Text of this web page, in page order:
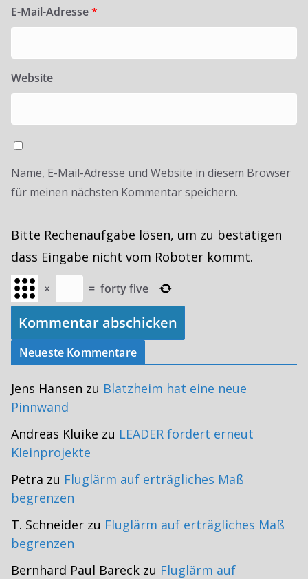
E-Mail-Adresse*
Website
Name, E-Mail-Adresse und Website in diesem Browser
für meinen nächsten Kommentar speichern.
Bitte Rechenaufgabe lösen, um zu bestätigen
dass Eingabe nicht vom Roboter kommt.
× = forty five
Neueste Kommentare
Jens Hansen zu Blatzheim hat eine neue
Pinnwand
Andreas Kluike zu LEADER fördert erneut
Kleinprojekte
Petra zu Fluglärm auf erträgliches Maß
begrenzen
T. Schneider zu Fluglärm auf erträgliches Maß
begrenzen
Bernhard Paul Bareck zu Fluglärm auf